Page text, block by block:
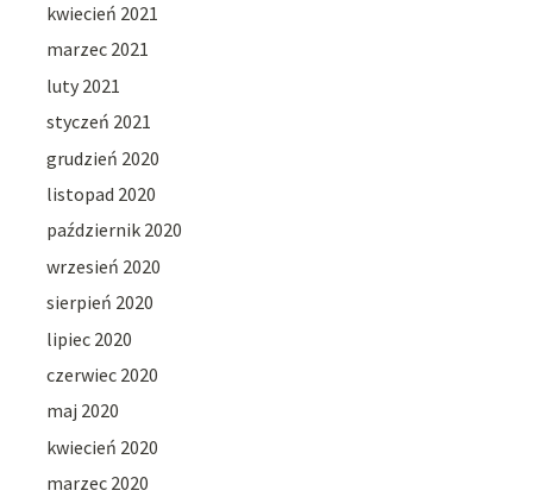
kwiecień 2021
marzec 2021
luty 2021
styczeń 2021
grudzień 2020
listopad 2020
październik 2020
wrzesień 2020
sierpień 2020
lipiec 2020
czerwiec 2020
maj 2020
kwiecień 2020
marzec 2020